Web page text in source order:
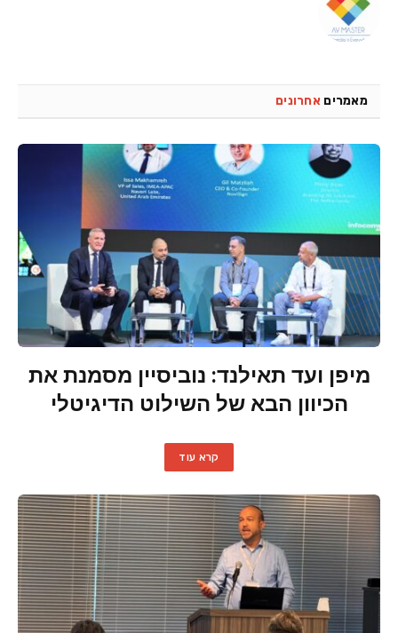
מאמרים אחרונים
מיפן ועד תאילנד: נוביסיין מסמנת את
הכיוון הבא של השילוט הדיגיטלי
קרא עוד